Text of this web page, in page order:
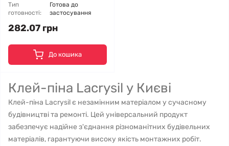
Тип
готовності:
Готова до
застосування
282.07 грн
До кошика
Клей-піна Lacrysil у Києві
Клей-піна Lacrysil є незамінним матеріалом у сучасному
будівництві та ремонті. Цей універсальний продукт
забезпечує надійне з'єднання різноманітних будівельних
матеріалів, гарантуючи високу якість монтажних робіт.